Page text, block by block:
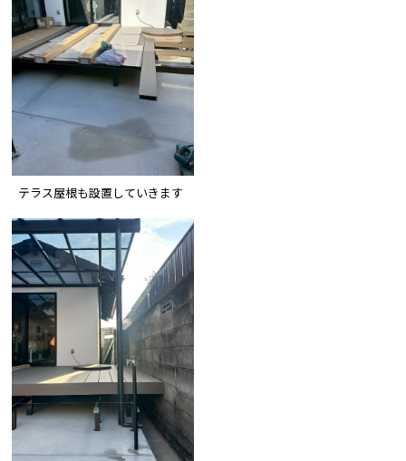
テラス屋根も設置していきます